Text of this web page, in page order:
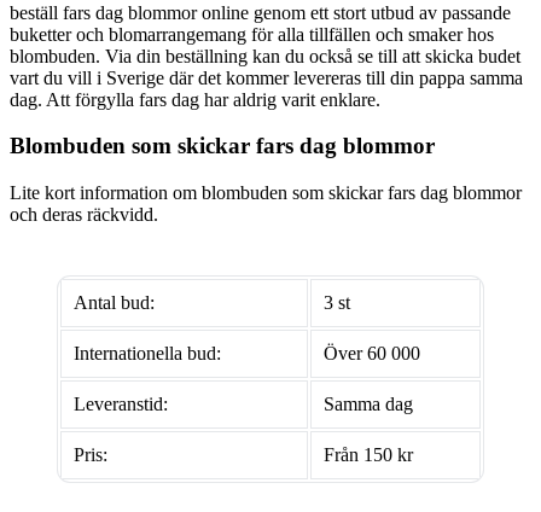
beställ fars dag blommor online genom ett stort utbud av passande
buketter och blomarrangemang för alla tillfällen och smaker hos
blombuden. Via din beställning kan du också se till att skicka budet
vart du vill i Sverige där det kommer levereras till din pappa samma
dag. Att förgylla fars dag har aldrig varit enklare.
Blombuden som skickar fars dag blommor
Lite kort information om blombuden som skickar fars dag blommor
och deras räckvidd.
Antal bud: 3 st
Internationella bud: Över 60 000
Leveranstid: Samma dag
Pris: Från 150 kr